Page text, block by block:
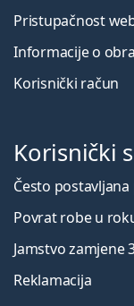
Pristupačnost
Informacije o
Korisnički račun
Korisnički
Često
Povrat robe u
Jamstvo zamjene
Reklamacija